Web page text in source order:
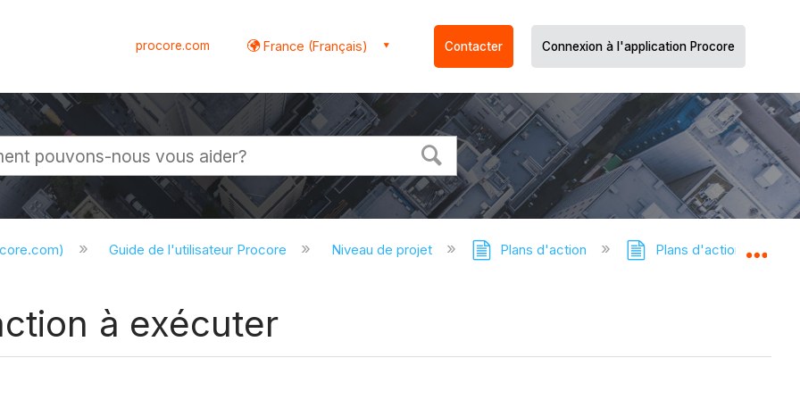
procore.com France (Français) Contacter Connexion à l'application Procore
Guide de l'utilisateur Procore Niveau de projet Plans d'action Plans d'action -
à exécuter